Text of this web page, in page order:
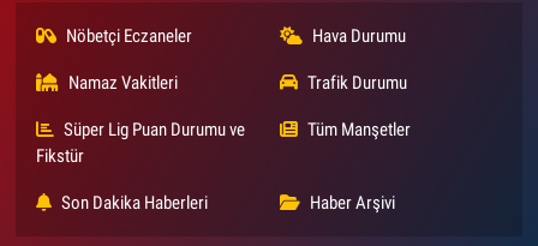
Nöbetçi Eczaneler Hava Durumu
Namaz Vakitleri Trafik Durumu
Süper Lig Puan Durumu ve
Fikstür
Tüm Manşetler
Son Dakika Haberleri Haber Arşivi